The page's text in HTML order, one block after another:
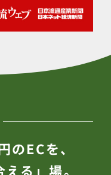
ECを、
る」場。